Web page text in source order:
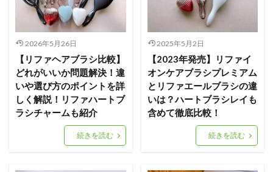
2026年5月26日
【リファヘアブラシ比較】
どれがいいか問題解決！違
いや選び方のポイントを詳
しく解説！リファハートブ
ラシチャームも紹介
続きを読む
2025年5月2日
【2023年発売】リファイ
オンケアブラシプレミアム
とリファエールブラシの違
いは？ハートブラシレイも
含めて徹底比較！
続きを読む